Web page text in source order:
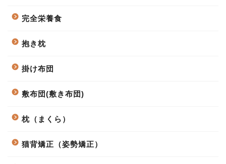
完全栄養食
抱き枕
掛け布団
敷布団(敷き布団)
枕（まくら）
猫背矯正（姿勢矯正）